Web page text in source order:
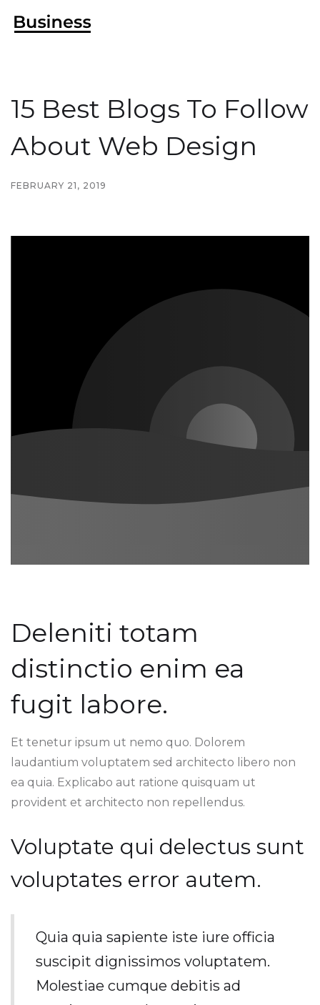
15 Best Blogs To Follow
About Web Design
FEBRUARY 21, 2019
Deleniti totam
distinctio enim ea
fugit labore.
Et tenetur ipsum ut nemo quo. Dolorem
laudantium voluptatem sed architecto libero non
ea quia. Explicabo aut ratione quisquam ut
provident et architecto non repellendus.
Voluptate qui delectus sunt
voluptates error autem.
Quia quia sapiente iste iure officia
suscipit dignissimos voluptatem.
Molestiae cumque debitis ad